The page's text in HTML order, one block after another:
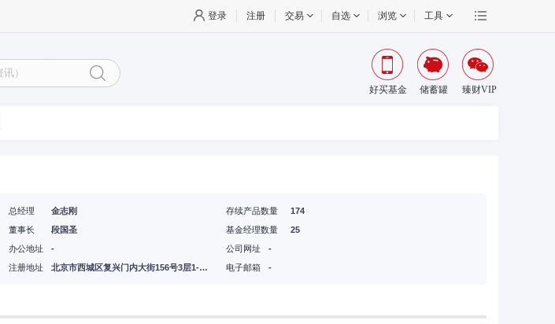
登录 注册 交易 自选 浏览 工具
好买基金 储蓄罐 臻财VIP
总经理
金志刚
董事长
段国圣
存续产品数量
174
基金经理数量
25
办公地址
-
注册地址
北京市西城区复兴门内大街156号3层1-10内302
公司网址
-
电子邮箱
-